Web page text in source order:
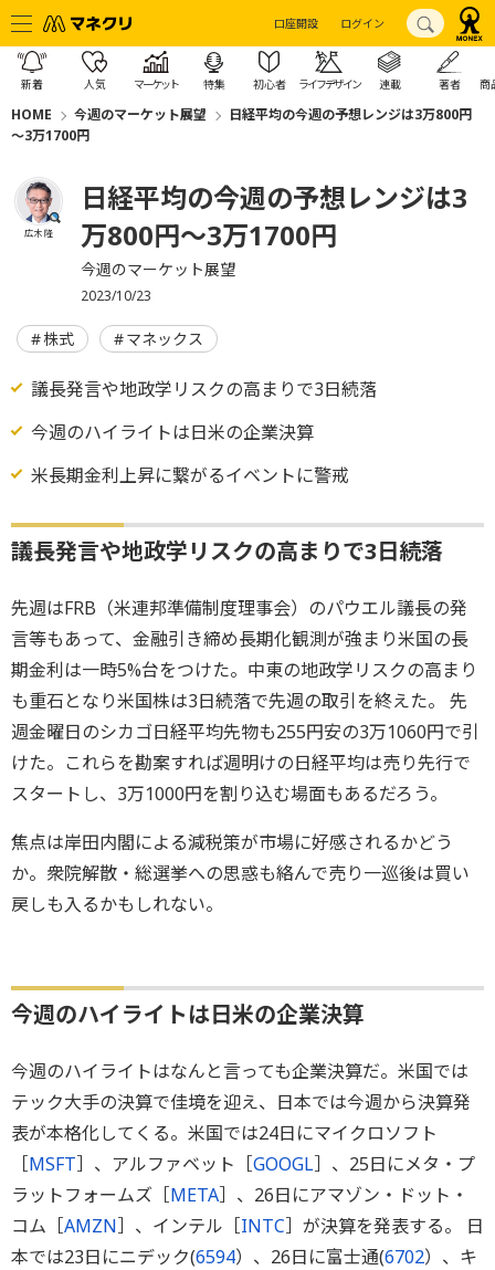
口座開設 ログイン
新着 人気 マーケット 特集 初心者 ライフデザイン 連載 著者 商
HOME 今週のマーケット展望
日経平均の今週の予想レンジは3万800円
～3万1700円
広木 隆
日経平均の今週の予想レンジは3
万800円～3万1700円
今週のマーケット展望
2023/10/23
株式 マネックス
議長発言や地政学リスクの高まりで3日続落
今週のハイライトは日米の企業決算
米長期金利上昇に繋がるイベントに警戒
議長発言や地政学リスクの高まりで3日続落
先週はFRB（米連邦準備制度理事会）のパウエル議長の発
言等もあって、金融引き締め長期化観測が強まり米国の長
期金利は一時5%台をつけた。中東の地政学リスクの高まり
も重石となり米国株は3日続落で先週の取引を終えた。 先
週金曜日のシカゴ日経平均先物も255円安の3万1060円で引
けた。これらを勘案すれば週明けの日経平均は売り先行で
スタートし、3万1000円を割り込む場面もあるだろう。
焦点は岸田内閣による減税策が市場に好感されるかどう
か。衆院解散・総選挙への思惑も絡んで売り一巡後は買い
戻しも入るかもしれない。
今週のハイライトは日米の企業決算
今週のハイライトはなんと言っても企業決算だ。米国では
テック大手の決算で佳境を迎え、日本では今週から決算発
表が本格化してくる。米国では24日にマイクロソフト
［MSFT］、アルファベット［GOOGL］、25日にメタ・プ
ラットフォームズ［META］、26日にアマゾン・ドット・
コム［AMZN］、インテル［INTC］が決算を発表する。 日
本では23日にニデック(6594）、26日に富士通(6702）、キ